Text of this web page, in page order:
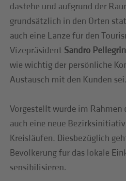
dastehe und aufgrund der
grundsätzlich in den Orten
auch eine Lanze für den
Vizepräsident Sandro
wie wichtig der persönliche
Austausch mit den Kunden sei.
Vorgestellt wurde im Rahmen
auch eine neue
Kreisläufen. Diesbezüglich
Bevölkerung für das lokale
sensibilisieren.